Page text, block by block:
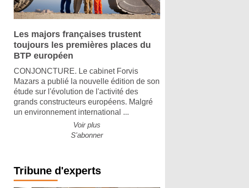
Les majors françaises trustent
toujours les premières places du
BTP européen
CONJONCTURE. Le cabinet Forvis
Mazars a publié la nouvelle édition de son
étude sur l'évolution de l'activité des
grands constructeurs européens. Malgré
un environnement international ...
Voir plus
S'abonner
Tribune d'experts